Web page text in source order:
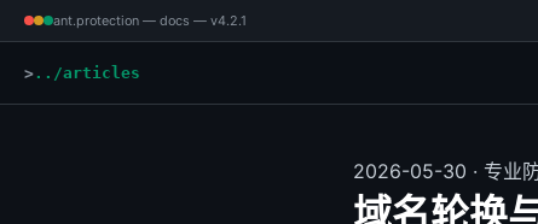
ant.protection — docs — v4.2.1
../articles
2026-05-30 · 专业
域名轮换